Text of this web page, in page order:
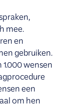
mee.
en
gebruiken.
wensen
een
om hen